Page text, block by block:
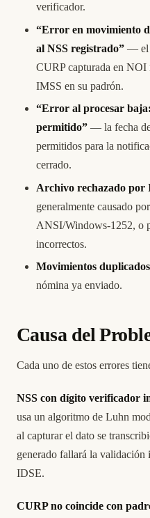
verificador.
“Error en movimiento
al NSS registrado” — el
CURP capturada en NOI
IMSS en su padrón.
“Error al procesar
permitido” — la fecha
permitidos para la
cerrado.
Archivo rechazado por
generalmente causado
ANSI/Windows-1252, o
incorrectos.
Movimientos duplicados
nómina ya enviado.
Causa del
Cada uno de estos errores
NSS con dígito verificador
usa un algoritmo de Luhn
al capturar el dato se
generado fallará la
IDSE.
CURP no coincide con